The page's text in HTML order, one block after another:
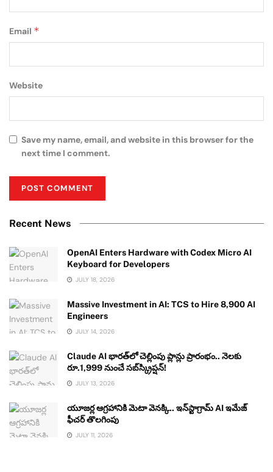
Email *
Website
Save my name, email, and website in this browser for the
next time I comment.
Recent News
OpenAI Enters Hardware with Codex Micro AI
Keyboard for Developers
JULY 18, 2026
Massive Investment in AI: TCS to Hire 8,900 AI
Engineers
JULY 14, 2026
Claude AI భారత్‌లో చెల్లింపు ప్లాన్లు ప్రారంభం.. నెలకు
రూ.1,999 నుంచే సబ్‌స్క్రిప్షన్!
JULY 13, 2026
యూజర్ల ఆగ్రహానికి మెటా వెనక్కి.. ఇన్‌స్టాగ్రామ్ AI ఇమేజ్
ఫీచర్ తొలగింపు
JULY 11, 2026